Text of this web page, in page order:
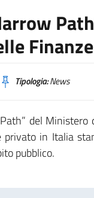
Finanze
Tipologia:News
del Ministero
in Italia
pubblico.